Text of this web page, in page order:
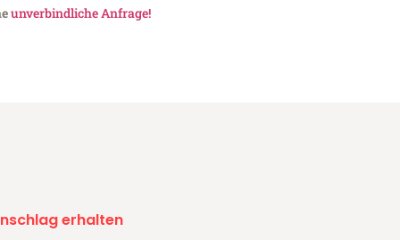
unverbindliche Anfrage!
erhalten